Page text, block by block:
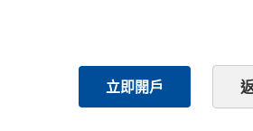
立即開戶